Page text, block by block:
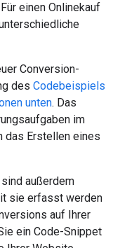
einen Onlinekauf
Conversion-
des Codebeispiels
unten. Das
im
das Erstellen eines
außerdem
sie erfasst werden
auf Ihrer
ein Code-Snippet